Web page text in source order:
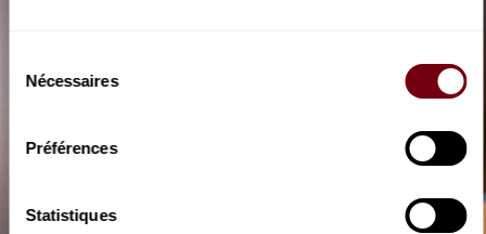
Nécessaires
Préférences
Statistiques
OPERA | INTERVIEW